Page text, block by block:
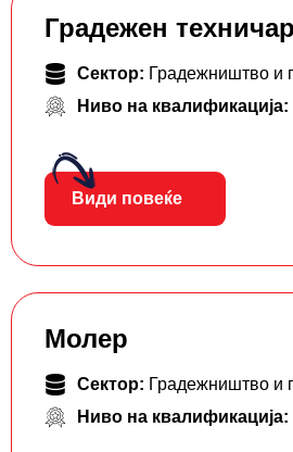
Градежен техничар
Сектор: Градежништво и
Ниво на квалификација:
Види повеќе
Молер
Сектор: Градежништво и
Ниво на квалификација: